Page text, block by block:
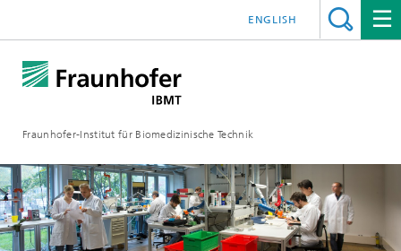
Fraunhofer-Institut für Biomedizinische Technik
ENGLISH